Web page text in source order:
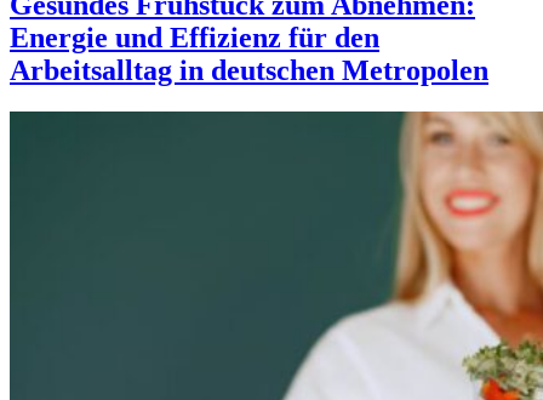
Energie und Effizienz für den
Arbeitsalltag in deutschen Metropolen